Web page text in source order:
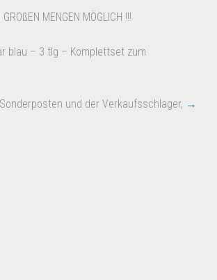
MENGEN MÖGLICH !!!
blau – 3 tlg – Komplettset zum
und der Verkaufsschlager, →